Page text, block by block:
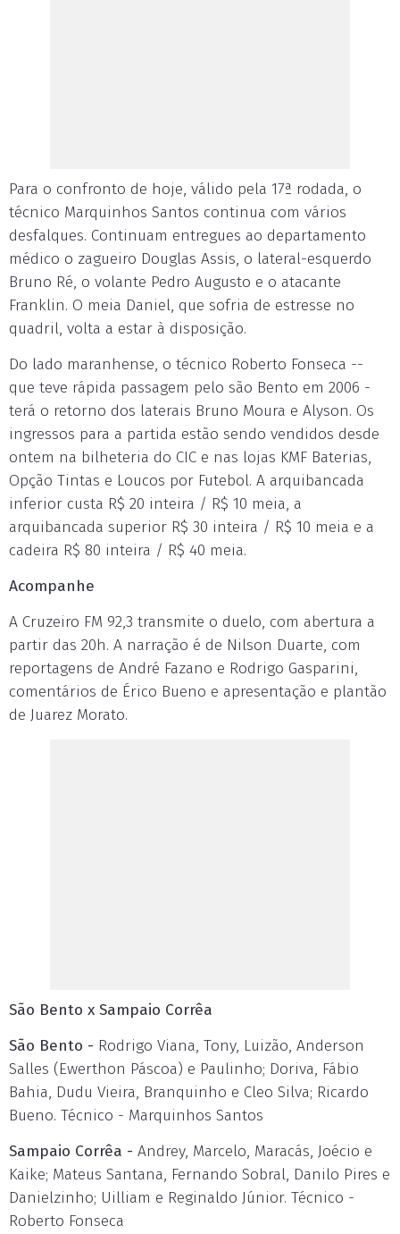
Para o confronto de hoje, válido pela 17ª rodada, o
técnico Marquinhos Santos continua com vários
desfalques. Continuam entregues ao departamento
médico o zagueiro Douglas Assis, o lateral-esquerdo
Bruno Ré, o volante Pedro Augusto e o atacante
Franklin. O meia Daniel, que sofria de estresse no
quadril, volta a estar à disposição.
Do lado maranhense, o técnico Roberto Fonseca --
que teve rápida passagem pelo são Bento em 2006 -
terá o retorno dos laterais Bruno Moura e Alyson. Os
ingressos para a partida estão sendo vendidos desde
ontem na bilheteria do CIC e nas lojas KMF Baterias,
Opção Tintas e Loucos por Futebol. A arquibancada
inferior custa R$ 20 inteira / R$ 10 meia, a
arquibancada superior R$ 30 inteira / R$ 10 meia e a
cadeira R$ 80 inteira / R$ 40 meia.
Acompanhe
A Cruzeiro FM 92,3 transmite o duelo, com abertura a
partir das 20h. A narração é de Nilson Duarte, com
reportagens de André Fazano e Rodrigo Gasparini,
comentários de Érico Bueno e apresentação e plantão
de Juarez Morato.
São Bento x Sampaio Corrêa
São Bento - Rodrigo Viana, Tony, Luizão, Anderson
Salles (Ewerthon Páscoa) e Paulinho; Doriva, Fábio
Bahia, Dudu Vieira, Branquinho e Cleo Silva; Ricardo
Bueno. Técnico - Marquinhos Santos
Sampaio Corrêa - Andrey, Marcelo, Maracás, Joécio e
Kaike; Mateus Santana, Fernando Sobral, Danilo Pires e
Danielzinho; Uilliam e Reginaldo Júnior. Técnico -
Roberto Fonseca